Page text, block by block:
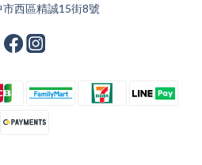
市西區精誠15街8號